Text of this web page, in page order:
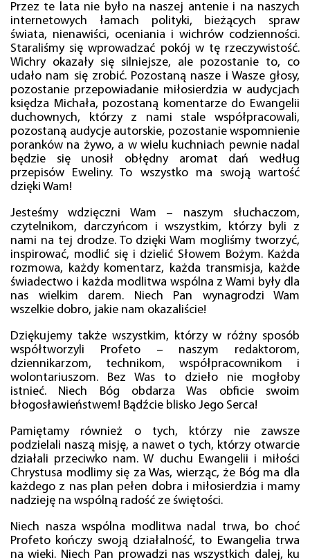
Przez te lata nie było na naszej antenie i na naszych
internetowych łamach polityki, bieżących spraw
świata, nienawiści, oceniania i wichrów codzienności.
Staraliśmy się wprowadzać pokój w tę rzeczywistość.
Wichry okazały się silniejsze, ale pozostanie to, co
udało nam się zrobić. Pozostaną nasze i Wasze głosy,
pozostanie przepowiadanie miłosierdzia w audycjach
księdza Michała, pozostaną komentarze do Ewangelii
duchownych, którzy z nami stale współpracowali,
pozostaną audycje autorskie, pozostanie wspomnienie
poranków na żywo, a w wielu kuchniach pewnie nadal
będzie się unosił obłędny aromat dań według
przepisów Eweliny. To wszystko ma swoją wartość
dzięki Wam!
Jesteśmy wdzięczni Wam – naszym słuchaczom,
czytelnikom, darczyńcom i wszystkim, którzy byli z
nami na tej drodze. To dzięki Wam mogliśmy tworzyć,
inspirować, modlić się i dzielić Słowem Bożym. Każda
rozmowa, każdy komentarz, każda transmisja, każde
świadectwo i każda modlitwa wspólna z Wami były dla
nas wielkim darem. Niech Pan wynagrodzi Wam
wszelkie dobro, jakie nam okazaliście!
Dziękujemy także wszystkim, którzy w różny sposób
współtworzyli Profeto – naszym redaktorom,
dziennikarzom, technikom, współpracownikom i
wolontariuszom. Bez Was to dzieło nie mogłoby
istnieć. Niech Bóg obdarza Was obficie swoim
błogosławieństwem! Bądźcie blisko Jego Serca!
Pamiętamy również o tych, którzy nie zawsze
podzielali naszą misję, a nawet o tych, którzy otwarcie
działali przeciwko nam. W duchu Ewangelii i miłości
Chrystusa modlimy się za Was, wierząc, że Bóg ma dla
każdego z nas plan pełen dobra i miłosierdzia i mamy
nadzieję na wspólną radość ze świętości.
Niech nasza wspólna modlitwa nadal trwa, bo choć
Profeto kończy swoją działalność, to Ewangelia trwa
na wieki. Niech Pan prowadzi nas wszystkich dalej, ku